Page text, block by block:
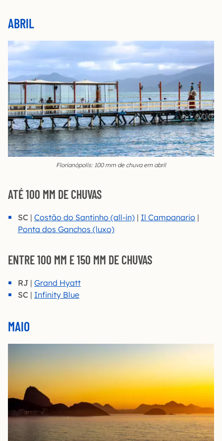
ABRIL
Florianópolis: 100 mm de chuva em abril
ATÉ 100 MM DE CHUVAS
SC | Costão do Santinho (all-in) | Il Campanario |
Ponta dos Ganchos (luxo)
ENTRE 100 MM E 150 MM DE CHUVAS
RJ | Grand Hyatt
SC | Infinity Blue
MAIO